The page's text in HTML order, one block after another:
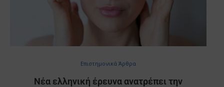
Επιστημονικά Άρθρα
Νέα ελληνική έρευνα ανατρέπει την